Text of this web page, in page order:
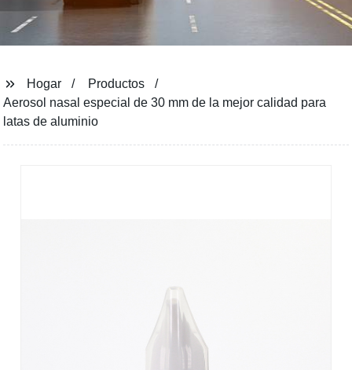
Hogar
Productos
Aerosol nasal especial de 30 mm de la mejor calidad para
latas de aluminio